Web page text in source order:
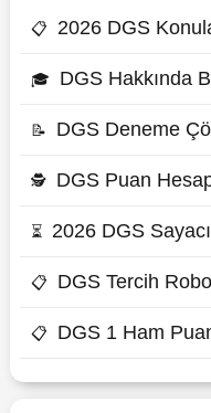
📋 2026 DGS
🎓 DGS Hakkında
📝 DGS Deneme
🕵 DGS Puan
⏳ 2026 DGS Sayacı
📋 DGS Tercih
📋 DGS 1 Ham